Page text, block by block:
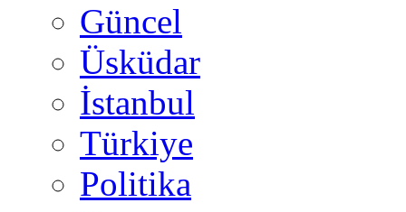
Güncel
Üsküdar
İstanbul
Türkiye
Politika